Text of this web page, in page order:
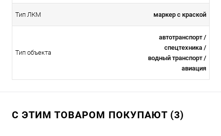
Тип ЛКМ маркер с краской
Тип объекта
автотранспорт /
спецтехника /
водный транспорт /
авиация
С ЭТИМ ТОВАРОМ ПОКУПАЮТ (3)